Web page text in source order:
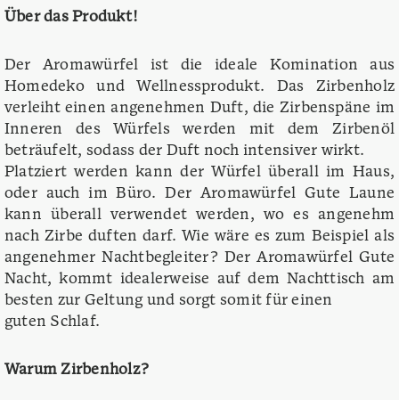
Über das Produkt!
Der Aromawürfel ist die ideale Komination aus
Homedeko und Wellnessprodukt. Das Zirbenholz
verleiht einen angenehmen Duft, die Zirbenspäne im
Inneren des Würfels werden mit dem Zirbenöl
beträufelt, sodass der Duft noch intensiver wirkt.
Platziert werden kann der Würfel überall im Haus,
oder auch im Büro. Der Aromawürfel Gute Laune
kann überall verwendet werden, wo es angenehm
nach Zirbe duften darf. Wie wäre es zum Beispiel als
angenehmer Nachtbegleiter? Der Aromawürfel Gute
Nacht, kommt idealerweise auf dem Nachttisch am
besten zur Geltung und sorgt somit für einen
guten Schlaf.
Warum Zirbenholz?